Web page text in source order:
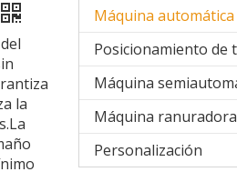
la
Máquina ranuradora
Personalización